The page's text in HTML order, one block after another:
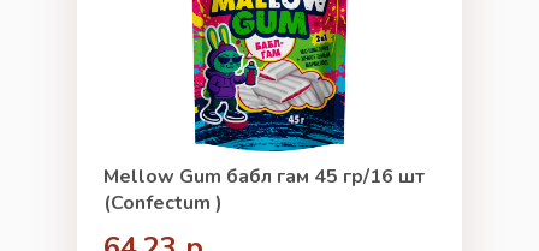
Mellow Gum бабл гам 45 гр/16 шт
(Confectum )